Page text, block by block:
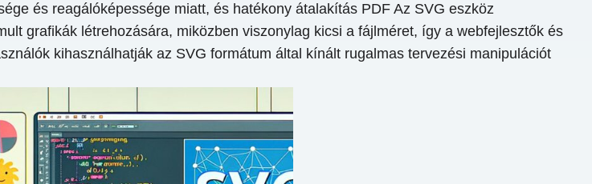
és reagálóképessége miatt, és hatékony átalakítás PDF Az SVG eszköz
grafikák létrehozására, miközben viszonylag kicsi a fájlméret, így a webfejlesztők és
kihasználhatják az SVG formátum által kínált rugalmas tervezési manipulációt